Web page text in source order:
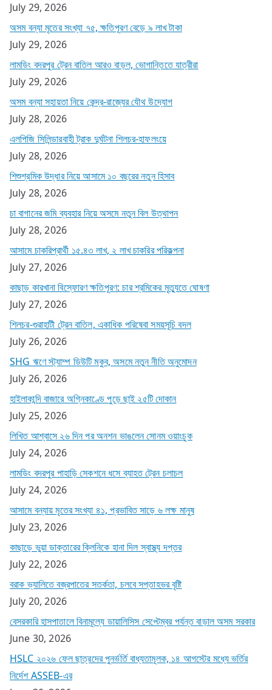
July 29, 2026
অসম বন্যা মৃতের সংখ্যা ৭৫, ক্ষতিপূরণ বেড়ে ৯ লাখ টাকা
July 29, 2026
লামডিং বদরপুর ট্রেন বাতিল আরও বাড়ল, ভোগান্তিতে যাত্রীরা
July 29, 2026
অসম বন্যা সহায়তা নিয়ে কেন্দ্র-রাজ্যের যৌথ উদ্যোগ
July 28, 2026
এলপিজি সিলিন্ডারবাহী ট্রাক দুর্ঘটনা শিলচর-হাফলংয়ে
July 28, 2026
শিশুশ্রমিক উদ্ধার নিয়ে আসামে ১০ বছরের নতুন হিসাব
July 28, 2026
চা বাগানের জমি ব্যবহার নিয়ে অসমে নতুন বিল উত্থাপন
July 28, 2026
আসামে চাকরিপ্রার্থী ১৫.৪৩ লাখ, ২ লাখ চাকরির পরিকল্পনা
July 27, 2026
কাছাড় কারখানা বিস্ফোরণ ক্ষতিপূরণ: চার শ্রমিকের মৃত্যুতে ঘোষণা
July 27, 2026
শিলচর-গুৱাহাটী ট্রেন বাতিল, একাধিক পরিষেবা সময়সূচি বদল
July 26, 2026
SHG ঋণে স্ট্যাম্প ডিউটি মকুব, অসমে নতুন নীতি অনুমোদন
July 26, 2026
হাইলাকান্দি বাজারে অগ্নিকাণ্ডে পুড়ে ছাই ২৫টি দোকান
July 25, 2026
লিখিত আশ্বাসে ২৬ দিন পর অনশন ভাঙলেন সোনম ওয়াংচুক
July 24, 2026
লামডিং বদরপুর পাহাড়ি সেকশনে ধসে ব্যাহত ট্রেন চলাচল
July 24, 2026
আসামে বন্যায় মৃতের সংখ্যা ৪১, প্রভাবিত সাড়ে ৬ লক্ষ মানুষ
July 23, 2026
কাছাড়ে ভুয়া ডাক্তারের ক্লিনিকে হানা দিল স্বাস্থ্য দপ্তর
July 22, 2026
বরাক ভ্যালিতে বজ্রপাতের সতর্কতা, চলবে সপ্তাহভর বৃষ্টি
July 20, 2026
বেসরকারি হাসপাতালে বিনামূল্যে ডায়ালিসিস সেপ্টেম্বর পর্যন্ত বাড়াল অসম সরকার
June 30, 2026
HSLC ২০২৬ ফেল ছাত্রদের পুনর্ভর্তি বাধ্যতামূলক, ১৪ আগস্টের মধ্যে ভর্তির
নির্দেশ ASSEB-এর